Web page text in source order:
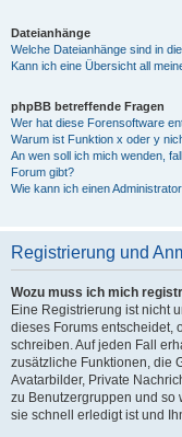
Dateianhänge
Welche Dateianhänge sind in
Kann ich eine Übersicht all
phpBB betreffende Fragen
Wer hat diese Forensoftware
Warum ist Funktion x oder y
An wen soll ich mich wenden,
Forum gibt?
Wie kann ich einen
Registrierung und
Wozu muss ich mich
Eine Registrierung ist nicht
dieses Forums entscheidet,
schreiben. Auf jeden Fall
zusätzliche Funktionen, die
Avatarbilder, Private
zu Benutzergruppen und so
sie schnell erledigt ist und